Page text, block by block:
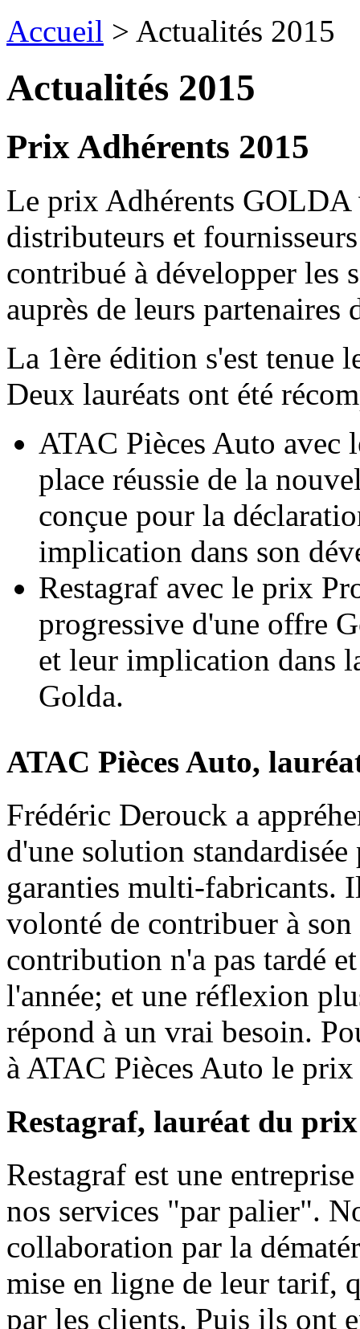
Accueil > Actualités 2015
Actualités 2015
Prix Adhérents 2015
Le prix Adhérents GOLDA
distributeurs et
contribué à développer les
auprès de leurs
La 1ère édition s'est tenue
Deux lauréats ont été
ATAC Pièces Auto avec
place réussie de la
conçue pour la
implication dans son
Restagraf avec le prix
progressive d'une offre
et leur implication dans
Golda.
ATAC Pièces Auto,
Frédéric Derouck a
d'une solution
garanties multi-fabricants.
volonté de contribuer à
contribution n'a pas tardé
l'année; et une réflexion
répond à un vrai besoin.
à ATAC Pièces Auto le
Restagraf, lauréat du
Restagraf est une
nos services "par palier".
collaboration par la
mise en ligne de leur tarif,
par les clients. Puis ils ont